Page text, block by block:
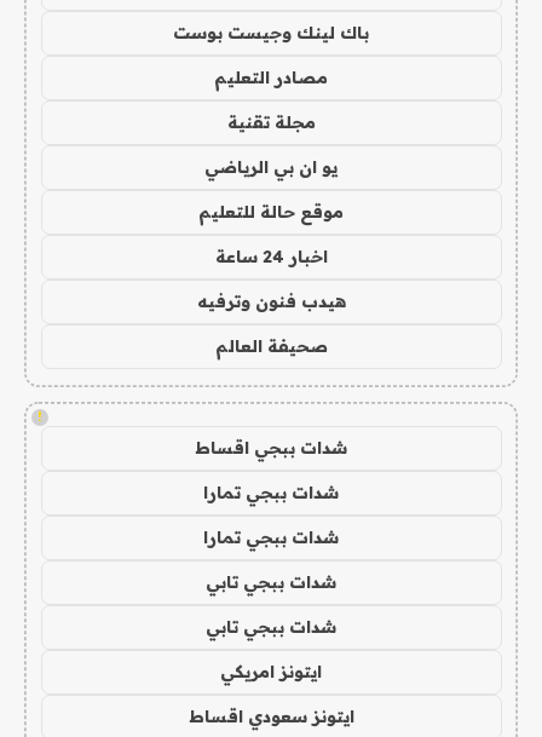
باك لينك وجيست بوست
مصادر التعليم
مجلة تقنية
يو ان بي الرياضي
موقع حالة للتعليم
اخبار 24 ساعة
هيدب فنون وترفيه
صحيفة العالم
!
شدات ببجي اقساط
شدات ببجي تمارا
شدات ببجي تمارا
شدات ببجي تابي
شدات ببجي تابي
ايتونز امريكي
ايتونز سعودي اقساط